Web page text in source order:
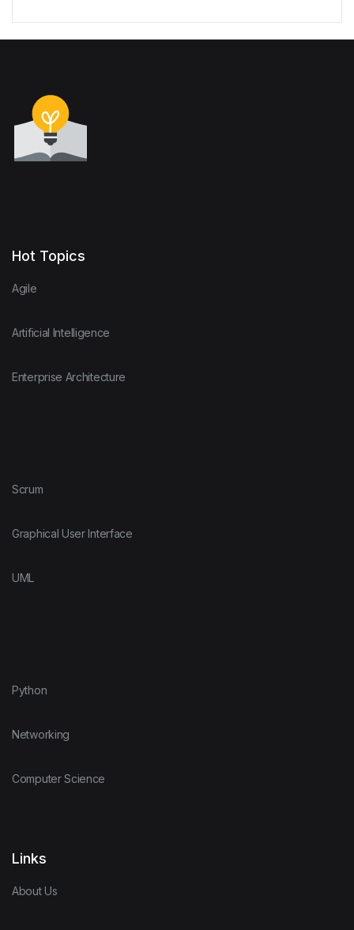
Hot Topics
Agile
Artificial Intelligence
Enterprise Architecture
Scrum
Graphical User Interface
UML
Python
Networking
Computer Science
Links
About Us